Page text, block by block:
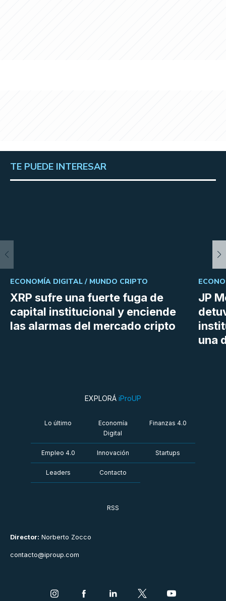
TE PUEDE INTERESAR
XRP sufre una fuerte fuga de
capital institucional y enciende
las alarmas del mercado cripto
ECONOMÍA DIGITAL / MUNDO CRIPTO
JP
una
Director: Norberto Zocco
contacto@iproup.com
EXPLORÁ iProUP
Lo último
Economía
Digital
Finanzas 4.0
Empleo 4.0 Innovación Startups
Leaders Contacto
RSS